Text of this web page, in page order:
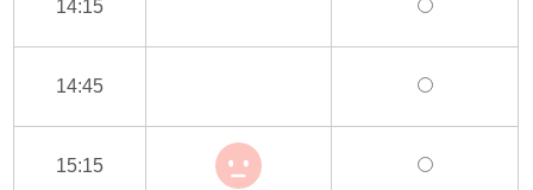
14:15
14:45
15:15